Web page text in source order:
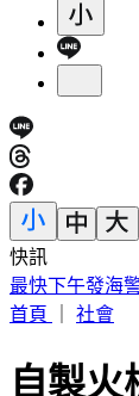
快訊
白海豚颱風假
首頁
社會
自製